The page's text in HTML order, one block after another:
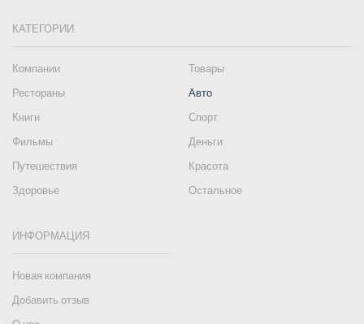
КАТЕГОРИИ
Компании
Товары
Рестораны
Авто
Книги
Спорт
Фильмы
Деньги
Путешествия
Красота
Здоровье
Остальное
ИНФОРМАЦИЯ
Новая компания
Добавить отзыв